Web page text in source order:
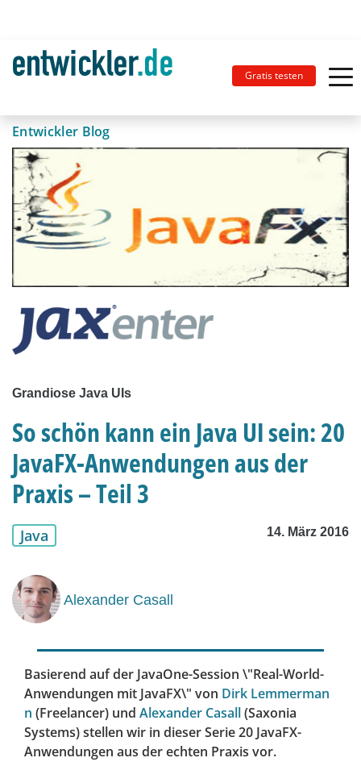
Gratis testen
Entwickler Blog
Grandiose Java UIs
So schön kann ein Java UI sein: 20
JavaFX-Anwendungen aus der
Praxis – Teil 3
Java 14. März 2016
Alexander Casall
Basierend auf der JavaOne-Session \"Real-World-
Anwendungen mit JavaFX\" von Dirk Lemmerman
n (Freelancer) und Alexander Casall(Saxonia
Systems) stellen wir in dieser Serie 20 JavaFX-
Anwendungen aus der echten Praxis vor.